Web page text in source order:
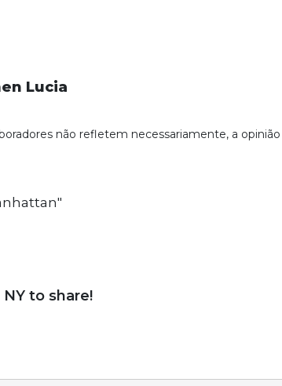
Lucia
não refletem necessariamente, a opinião
to share!